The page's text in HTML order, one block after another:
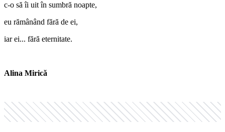
c-o să îi uit în sumbră noapte,
eu rămânând fără de ei,
iar ei... fără eternitate.
Alina Mirică